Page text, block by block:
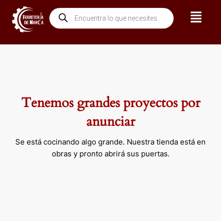
contenido
Búsqueda
de
productos
Menú
Tenemos grandes proyectos por
anunciar
Se está cocinando algo grande. Nuestra tienda está en
obras y pronto abrirá sus puertas.